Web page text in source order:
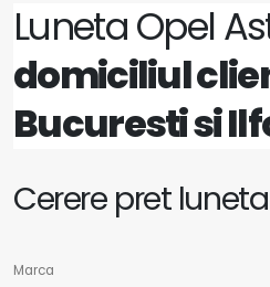
Luneta Opel
domiciliul
Bucuresti si
Cerere pret
Marca